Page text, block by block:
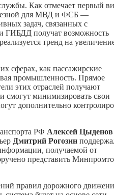
Как отмечает первый
для МВД и ФСБ —
задач, связанных с
ГИБДД получат возможность
тренд на
сферах, как пассажирские
промышленность. Прямое
этих отраслей получают
смогут минимизировать свои
дополнительно
РФ Алексей Цыденов
Дмитрий Рогозин
получаемой от
представить
правил дорожного